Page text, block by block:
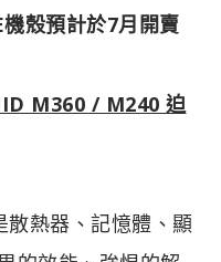
殼預計於7月開賣
M360 / M240 迫
散熱器、記憶體、顯